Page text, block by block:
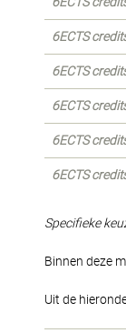
6ECTS
6ECTS
6ECTS
6ECTS
6ECTS
Specifieke
Binnen deze
Uit de